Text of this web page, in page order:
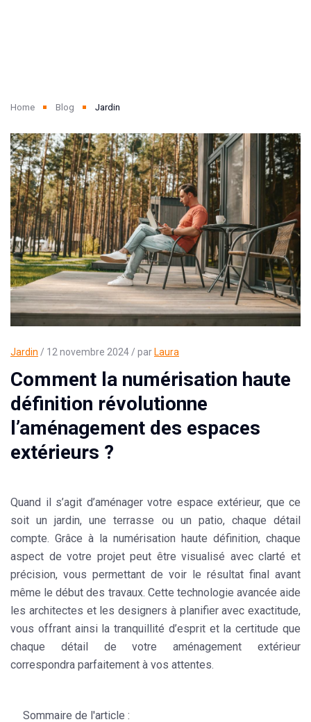
Home Blog Jardin
Jardin / 12 novembre 2024 / par Laura
Comment la numérisation haute
définition révolutionne
l’aménagement des espaces
extérieurs ?
Quand il s’agit d’aménager votre espace extérieur, que ce
soit un jardin, une terrasse ou un patio, chaque détail
compte. Grâce à la numérisation haute définition, chaque
aspect de votre projet peut être visualisé avec clarté et
précision, vous permettant de voir le résultat final avant
même le début des travaux. Cette technologie avancée aide
les architectes et les designers à planifier avec exactitude,
vous offrant ainsi la tranquillité d’esprit et la certitude que
chaque détail de votre aménagement extérieur
correspondra parfaitement à vos attentes.
Sommaire de l'article :